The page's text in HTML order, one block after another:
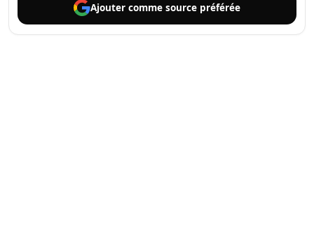
Ajouter comme source préférée